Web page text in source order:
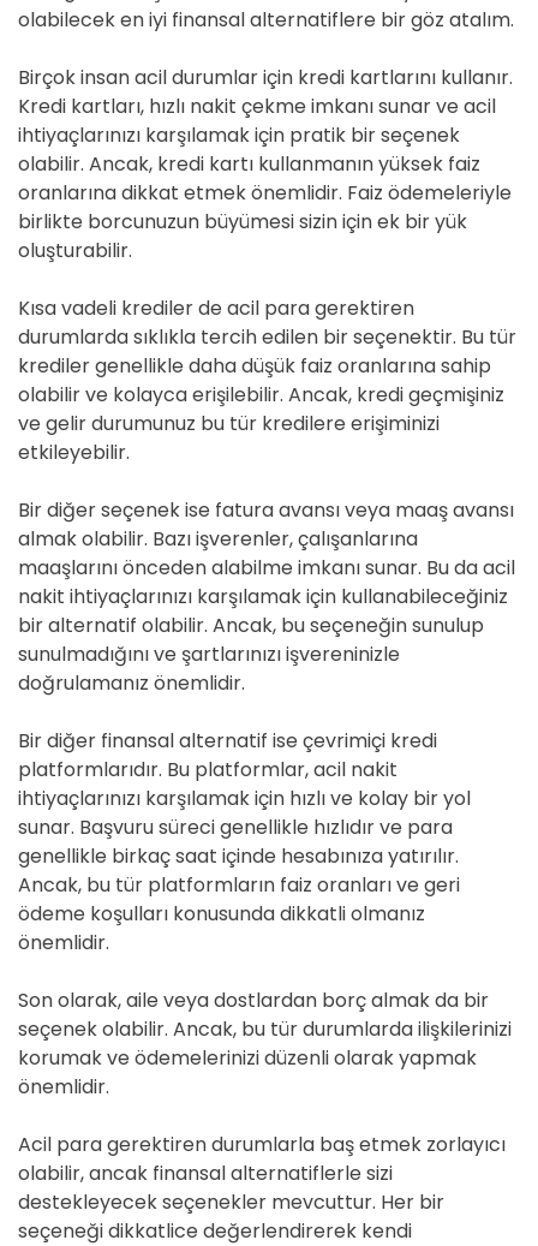
olabilecek en iyi finansal alternatiflere bir göz atalım.
Birçok insan acil durumlar için kredi kartlarını kullanır.
Kredi kartları, hızlı nakit çekme imkanı sunar ve acil
ihtiyaçlarınızı karşılamak için pratik bir seçenek
olabilir. Ancak, kredi kartı kullanmanın yüksek faiz
oranlarına dikkat etmek önemlidir. Faiz ödemeleriyle
birlikte borcunuzun büyümesi sizin için ek bir yük
oluşturabilir.
Kısa vadeli krediler de acil para gerektiren
durumlarda sıklıkla tercih edilen bir seçenektir. Bu tür
krediler genellikle daha düşük faiz oranlarına sahip
olabilir ve kolayca erişilebilir. Ancak, kredi geçmişiniz
ve gelir durumunuz bu tür kredilere erişiminizi
etkileyebilir.
Bir diğer seçenek ise fatura avansı veya maaş avansı
almak olabilir. Bazı işverenler, çalışanlarına
maaşlarını önceden alabilme imkanı sunar. Bu da acil
nakit ihtiyaçlarınızı karşılamak için kullanabileceğiniz
bir alternatif olabilir. Ancak, bu seçeneğin sunulup
sunulmadığını ve şartlarınızı işvereninizle
doğrulamanız önemlidir.
Bir diğer finansal alternatif ise çevrimiçi kredi
platformlarıdır. Bu platformlar, acil nakit
ihtiyaçlarınızı karşılamak için hızlı ve kolay bir yol
sunar. Başvuru süreci genellikle hızlıdır ve para
genellikle birkaç saat içinde hesabınıza yatırılır.
Ancak, bu tür platformların faiz oranları ve geri
ödeme koşulları konusunda dikkatli olmanız
önemlidir.
Son olarak, aile veya dostlardan borç almak da bir
seçenek olabilir. Ancak, bu tür durumlarda ilişkilerinizi
korumak ve ödemelerinizi düzenli olarak yapmak
önemlidir.
Acil para gerektiren durumlarla baş etmek zorlayıcı
olabilir, ancak finansal alternatiflerle sizi
destekleyecek seçenekler mevcuttur. Her bir
seçeneği dikkatlice değerlendirerek kendi